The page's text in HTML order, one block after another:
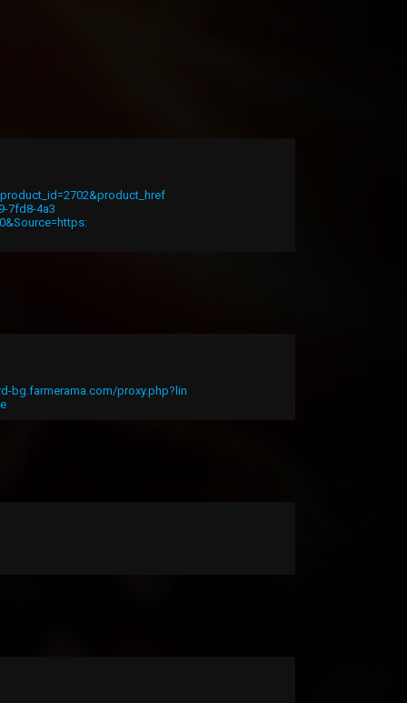
7fd8-4a3
bg.farmerama.com/proxy.php?lin